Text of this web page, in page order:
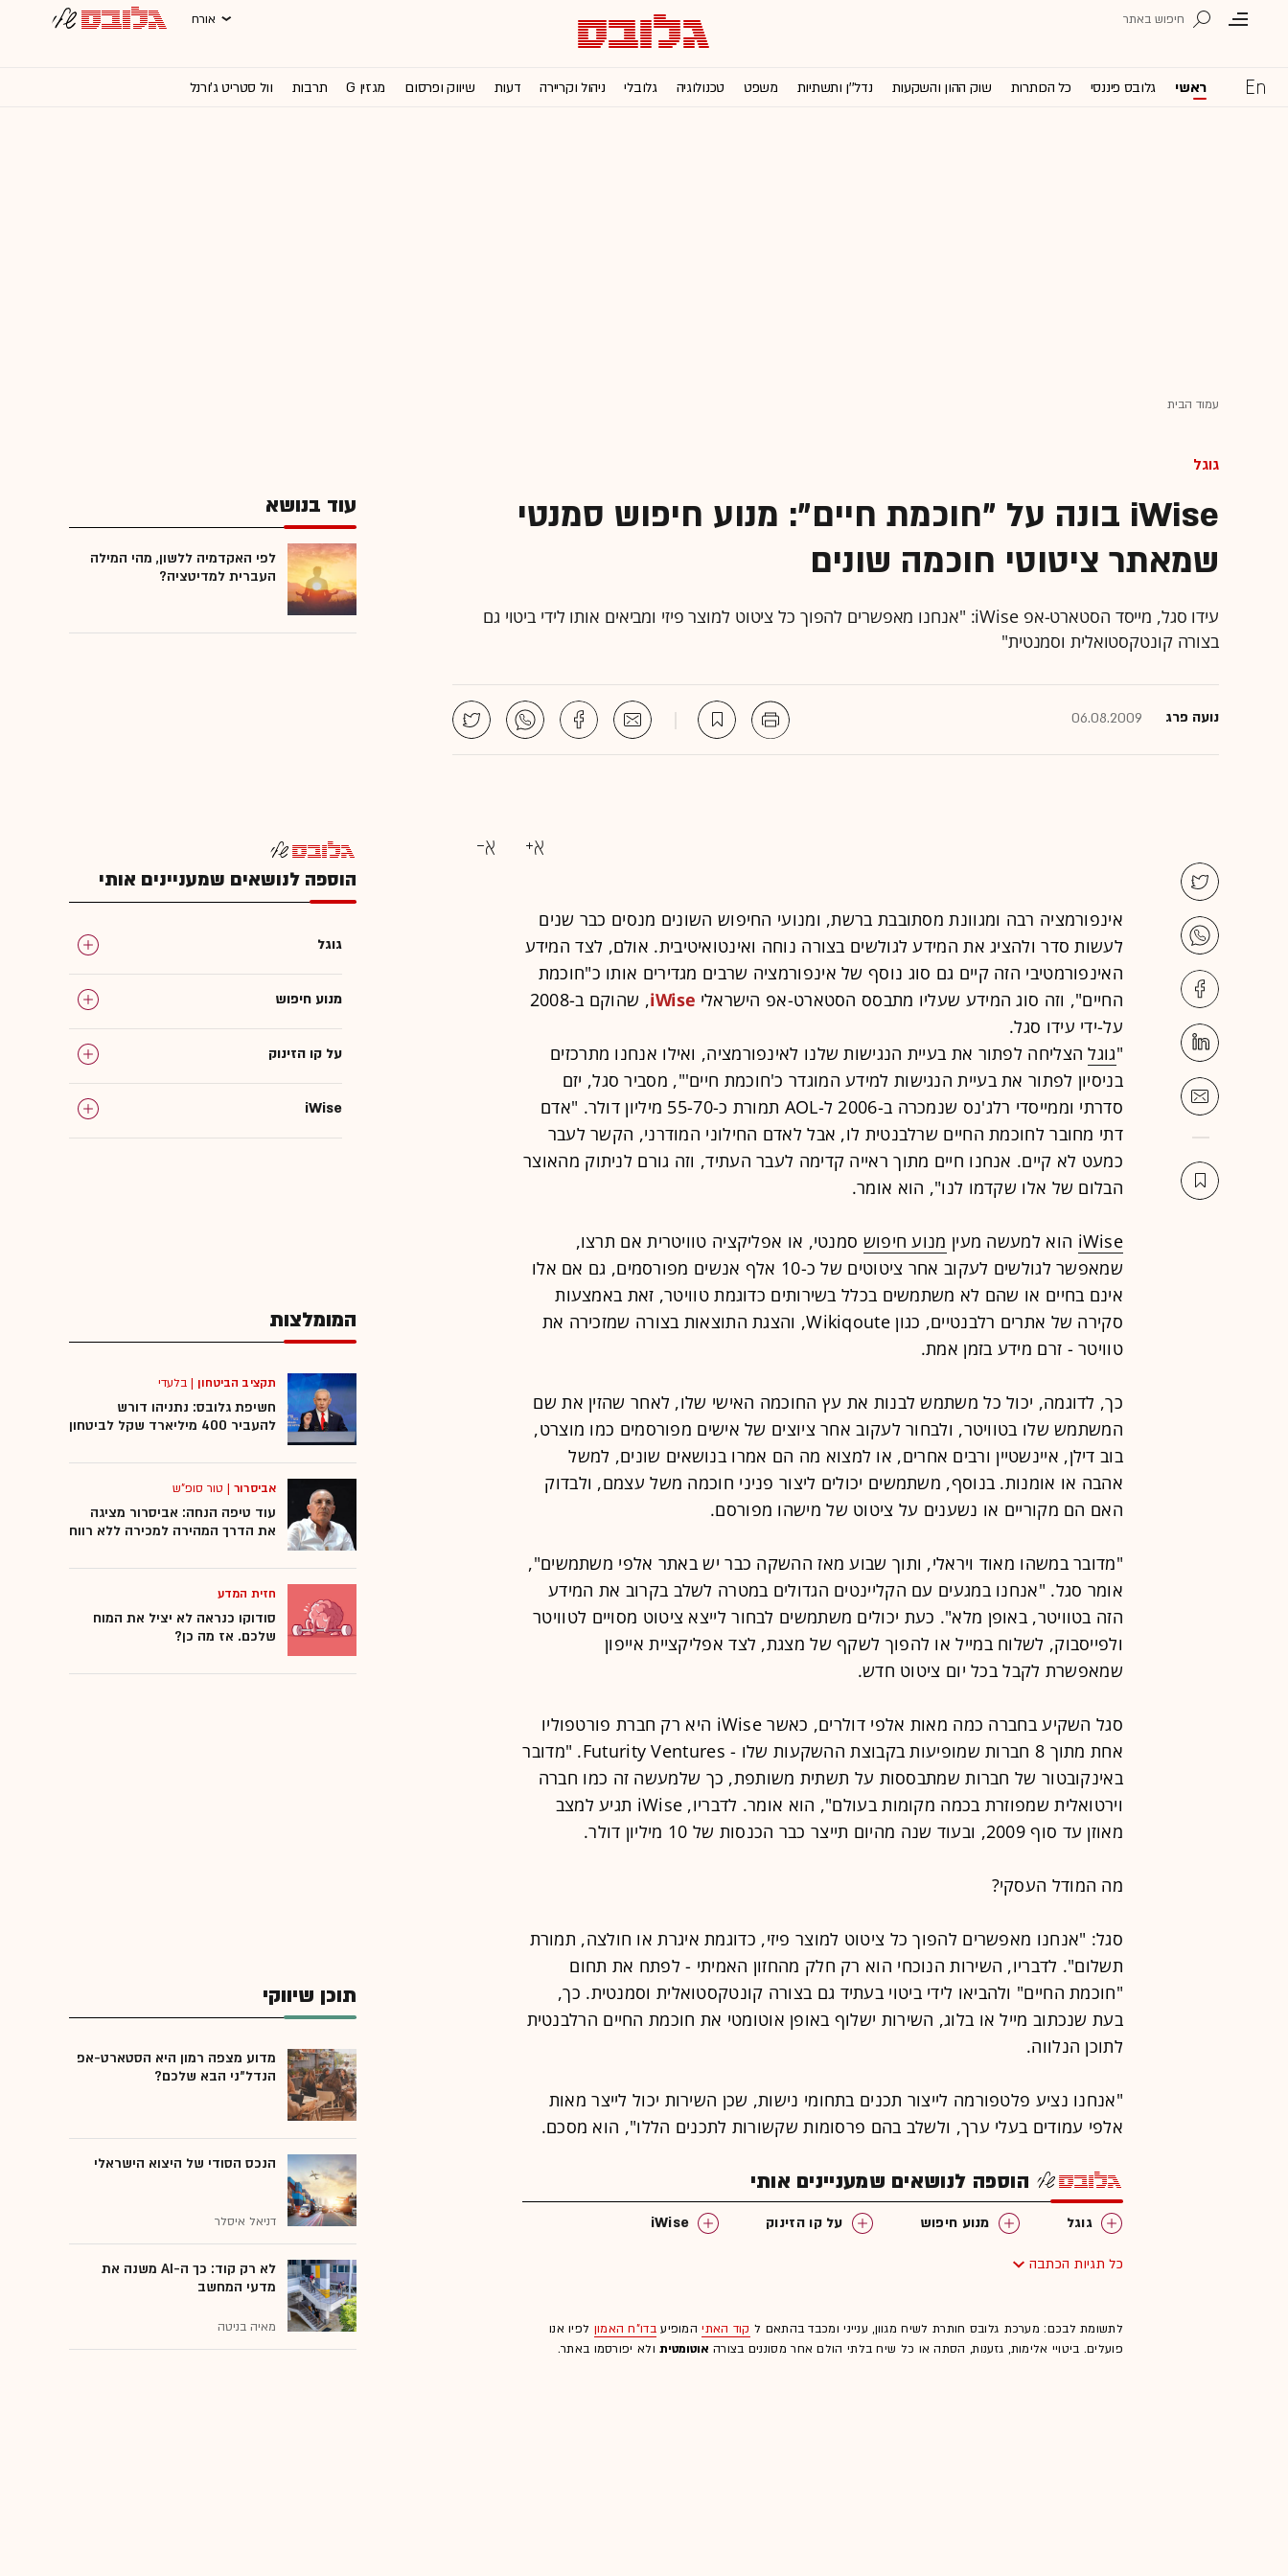
אורח
ראשי גלובס פיננסי כל הכותרות שוק ההון והשקעות נדל''ן ותשתיות משפט טכנולוגיה גלובלי ניהול וקריירה דעות שיווק ופרסום מגזין G תרבות וול סטריט ג'ורנל
עמוד הבית
גוגל
iWise בונה על "חוכמת חיים": מנוע חיפוש סמנטי
שמאתר ציטוטי חוכמה שונים
עידו סגל, מייסד הסטארט-אפ iWise: "אנחנו מאפשרים להפוך כל ציטוט למוצר פיזי ומביאים אותו לידי ביטוי גם
בצורה קונטקסטואלית וסמנטית"
נועה פרג 06.08.2009
אינפורמציה רבה ומגוונת מסתובבת ברשת, ומנועי החיפוש השונים מנסים כבר שנים
לעשות סדר ולהציג את המידע לגולשים בצורה נוחה ואינטואיטיבית. אולם, לצד המידע
האינפורמטיבי הזה קיים גם סוג נוסף של אינפורמציה שרבים מגדירים אותו כ"חוכמת
החיים", וזה סוג המידע שעליו מתבסס הסטארט-אפ הישראלי iWise
, שהוקם ב-2008
על-ידי עידו סגל.
"גוגלהצליחה לפתור את בעיית הנגישות שלנו לאינפורמציה, ואילו אנחנו מתרכזים
בניסיון לפתור את בעיית הנגישות למידע המוגדר כ'חוכמת חיים'", מסביר סגל, יזם
סדרתי וממייסדי רלג'נס שנמכרה ב-2006 ל-AOL תמורת כ-55-70 מיליון דולר. "אדם
דתי מחובר לחוכמת החיים שרלבנטית לו, אבל לאדם החילוני המודרני, הקשר לעבר
כמעט לא קיים. אנחנו חיים מתוך ראייה קדימה לעבר העתיד, וזה גורם לניתוק מהאוצר
הבלום של אלו שקדמו לנו", הוא אומר.
iWise הוא למעשה מעין מנוע חיפוש סמנטי, או אפליקציה טוויטרית אם תרצו,
שמאפשר לגולשים לעקוב אחר ציטוטים של כ-10 אלף אנשים מפורסמים, גם אם אלו
אינם בחיים או שהם לא משתמשים בכלל בשירותים כדוגמת טוויטר, זאת באמצעות
סקירה של אתרים רלבנטיים, כגון Wikiqoute, והצגת התוצאות בצורה שמזכירה את
טוויטר - זרם מידע בזמן אמת.
כך, לדוגמה, יכול כל משתמש לבנות את עץ החוכמה האישי שלו, לאחר שהזין את שם
המשתמש שלו בטוויטר, ולבחור לעקוב אחר ציוצים של אישים מפורסמים כמו מוצרט,
בוב דילן, איינשטיין ורבים אחרים, או למצוא מה הם אמרו בנושאים שונים, למשל
אהבה או אומנות. בנוסף, משתמשים יכולים ליצור פניני חוכמה משל עצמם, ולבדוק
האם הם מקוריים או נשענים על ציטוט של מישהו מפורסם.
"מדובר במשהו מאוד ויראלי, ותוך שבוע מאז ההשקה כבר יש באתר אלפי משתמשים",
אומר סגל. "אנחנו במגעים עם הקליינטים הגדולים במטרה לשלב בקרוב את המידע
הזה בטוויטר, באופן מלא". כעת יכולים משתמשים לבחור לייצא ציטוט מסויים לטוויטר
ולפייסבוק, לשלוח במייל או להפוך לשקף של מצגת, לצד אפליקציית אייפון
שמאפשרת לקבל בכל יום ציטוט חדש.
סגל השקיע בחברה כמה מאות אלפי דולרים, כאשר iWise היא רק חברת פורטפוליו
אחת מתוך 8 חברות שמופיעות בקבוצת ההשקעות שלו - Futurity Ventures. "מדובר
באינקובטור של חברות שמתבססות על תשתית משותפת, כך שלמעשה זה כמו חברה
וירטואלית שמפוזרת בכמה מקומות בעולם", הוא אומר. לדבריו, iWise תגיע למצב
מאוזן עד סוף 2009, ובעוד שנה מהיום תייצר כבר הכנסות של 10 מיליון דולר.
מה המודל העסקי?
סגל: "אנחנו מאפשרים להפוך כל ציטוט למוצר פיזי, כדוגמת איגרת או חולצה, תמורת
תשלום". לדבריו, השירות הנוכחי הוא רק חלק מהחזון האמיתי - לפתח את תחום
"חוכמת החיים" ולהביאו לידי ביטוי בעתיד גם בצורה קונטקסטואלית וסמנטית. כך,
בעת שנכתוב מייל או בלוג, השירות ישלוף באופן אוטומטי את חוכמת החיים הרלבנטית
לתוכן הנלווה.
"אנחנו נציע פלטפורמה לייצור תכנים בתחומי נישות, שכן השירות יכול לייצר מאות
אלפי עמודים בעלי ערך, ולשלב בהם פרסומות שקשורות לתכנים הללו", הוא מסכם.
הוספה לנושאים שמעניינים אותי
גוגל מנוע חיפוש על קו הזינוק iWise
כל תגיות הכתבה
לתשומת לבכם: מערכת גלובס חותרת לשיח מגוון, ענייני ומכבד בהתאם ל קוד האתיהמופיעבדו"ח האמון לפיו אנו
פועלים. ביטויי אלימות, גזענות, הסתה או כל שיח בלתי הולם אחר מסוננים בצורה אוטומטיתולא יפורסמו באתר.
עוד בנושא
לפי האקדמיה ללשון, מהי המילה
העברית למדיטציה?
הוספה לנושאים שמעניינים אותי
גוגל
מנוע חיפוש
על קו הזינוק
iWise
המומלצות
תקציב הביטחון |בלעדי
חשיפת גלובס: נתניהו דורש
להעביר 400 מיליארד שקל לביטחון
אביסרור| טור סופ"ש
עוד טיפה הנחה: אביסרור מציגה
את הדרך המהירה למכירה ללא רווח
חזית המדע
סודוקו כנראה לא יציל את המוח
שלכם. אז מה כן?
תוכן שיווקי
מדוע מצפה רמון היא הסטארט-אפ
הנדל"ני הבא שלכם?
הנכס הסודי של היצוא הישראלי
דניאל איסלר
לא רק קוד: כך ה-AI משנה את
מדעי המחשב
מאיה בניטה